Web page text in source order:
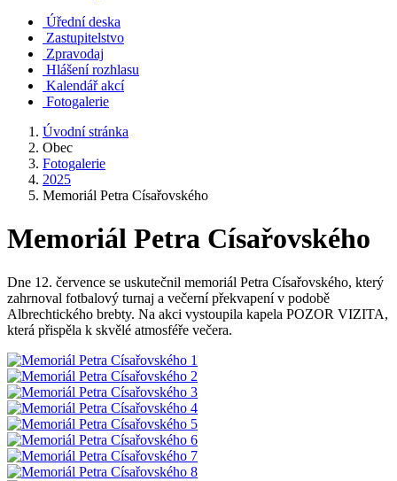
Úřední deska
Zastupitelstvo
Zpravodaj
Hlášení rozhlasu
Kalendář akcí
Fotogalerie
Úvodní stránka
Obec
Fotogalerie
2025
Memoriál Petra Císařovského
Memoriál Petra Císařovského
Dne 12. července se uskutečnil memoriál Petra Císařovského, který
zahrnoval fotbalový turnaj a večerní překvapení v podobě
Albrechtického brebty. Na akci vystoupila kapela POZOR VIZITA,
která přispěla k skvělé atmosféře večera.